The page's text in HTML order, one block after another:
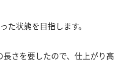
た状態を目指します。
さを要したので、仕上がり高